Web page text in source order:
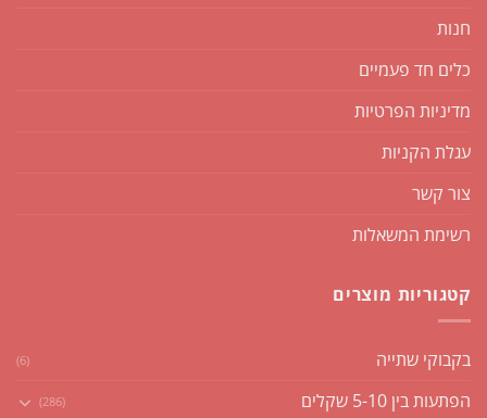
חנות
כלים חד פעמיים
מדיניות הפרטיות
עגלת הקניות
צור קשר
רשימת המשאלות
קטגוריות מוצרים
בקבוקי שתייה (6)
הפתעות בין 5-10 שקלים (286)